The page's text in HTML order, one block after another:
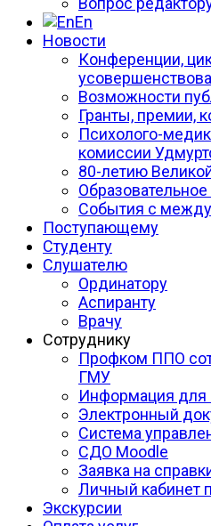
En
Новости
Конференции,
Возможности
Гранты, премии,
Психолого-
комиссии
80-летию
События с
Поступающему
Студенту
Слушателю
Ординатору
Аспиранту
Врачу
Сотруднику
Профком ППО
ГМУ
Информация для
Электронный
Система
СДО Moodle
Заявка на
Личный кабинет
Экскурсии